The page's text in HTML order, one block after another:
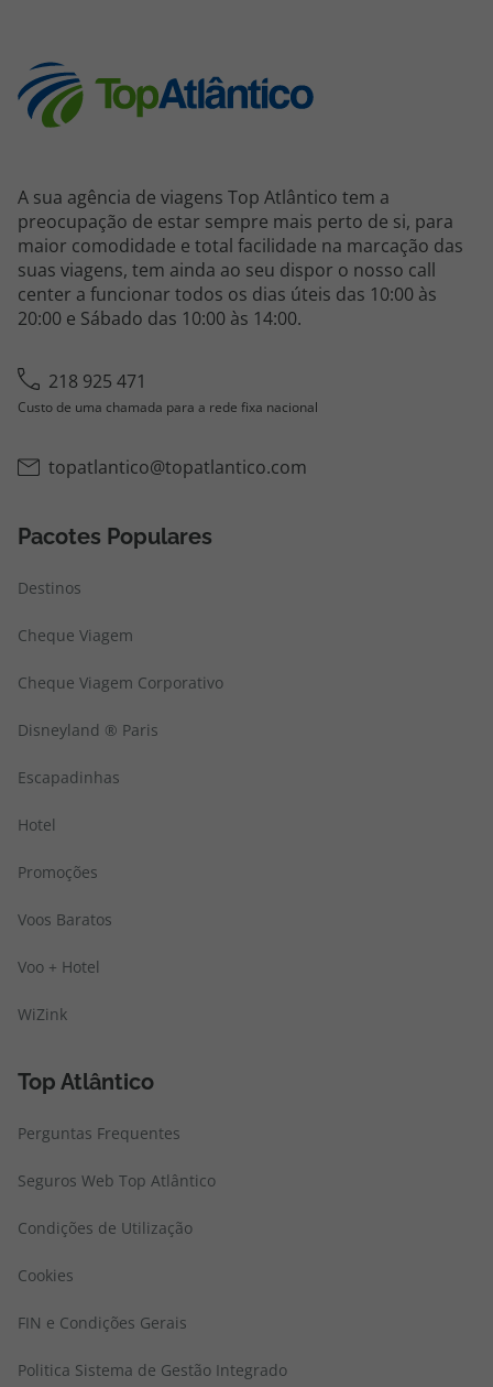
A sua agência de viagens Top Atlântico tem a
preocupação de estar sempre mais perto de si, para
maior comodidade e total facilidade na marcação das
suas viagens, tem ainda ao seu dispor o nosso call
center a funcionar todos os dias úteis das 10:00 às
20:00 e Sábado das 10:00 às 14:00.
218 925 471
Custo de uma chamada para a rede fixa nacional
topatlantico@topatlantico.com
Pacotes Populares
Destinos
Cheque Viagem
Cheque Viagem Corporativo
Disneyland ® Paris
Escapadinhas
Hotel
Promoções
Voos Baratos
Voo + Hotel
WiZink
Top Atlântico
Perguntas Frequentes
Seguros Web Top Atlântico
Condições de Utilização
Cookies
FIN e Condições Gerais
Politica Sistema de Gestão Integrado